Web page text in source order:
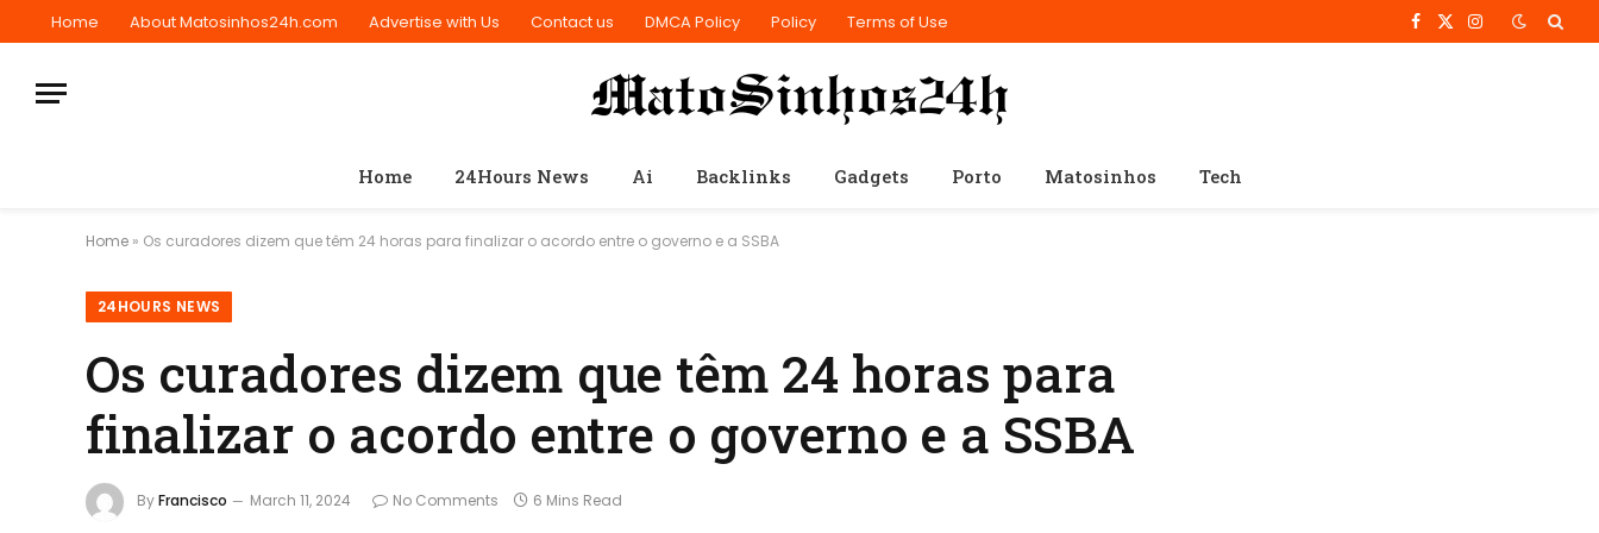
Home About Matosinhos24h.com Advertise with Us Contact us DMCA Policy Policy Terms of Use Facebook
X
Instagram
Home 24Hours News Ai Backlinks Gadgets Porto Matosinhos Tech
Home » Os curadores dizem que têm 24 horas para finalizar o acordo entre o governo e a SSBA
24HOURS NEWS
Os curadores dizem que têm 24 horas para
finalizar o acordo entre o governo e a SSBA
ByFrancisco March 11, 2024 No Comments 6 Mins Read